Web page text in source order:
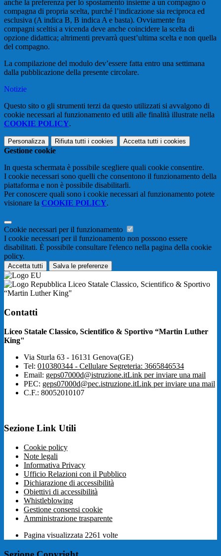
anche la preferenza per lo spostamento insieme a un compagno o
compagna di propria scelta, purché l’indicazione sia reciproca ed
esclusiva (A indica B, B indica A e basta). Ovviamente fra
compagni sceltisi a vicenda deve anche coincidere la scelta di
opzione didattica; altrimenti prevarrà quest’ultima scelta e non quella
del compagno.
La compilazione del modulo dev’essere fatta entro una settimana
dalla pubblicazione della presente circolare.
Notizie
Questo sito o gli strumenti terzi da questo utilizzati si avvalgono di
cookie necessari al funzionamento ed utili alle finalità illustrate nella
COOKIE POLICY.
Personalizza Rifiuta tutti i cookies Accetta tutti i cookies
Gestione cookie
In questa schermata è possibile scegliere quali cookie consentire.
I cookie necessari sono quelli che consentono il funzionamento della
piattaforma e non è possibile disabilitarli.
Per conoscere quali sono i cookie necessari al funzionamento potete
visionare la COOKIE POLICY.
Cookie necessari per il funzionamento
I cookie necessari per il funzionamento non possono essere
disabilitati. È possibile consultare l'elenco nella pagina della cookie
policy.
Accetta tutti Salva le preferenze
Liceo Statale Classico, Scientifico & Sportivo
“Martin Luther King"
Contatti
Liceo Statale Classico, Scientifico & Sportivo “Martin Luther
King"
Via Sturla 63 - 16131 Genova(GE)
Tel: 010380344 - Cellulare Segreteria: 3665846534
Email: geps07000d@istruzione.itLink per inviare una mail
PEC: geps07000d@pec.istruzione.itLink per inviare una mail
C.F.: 80052010107
Sezione Link Utili
Cookie policy
Note legali
Informativa Privacy
Ufficio Relazioni con il Pubblico
Dichiarazione di accessibilità
Obiettivi di accessibilità
Whistleblowing
Gestione consensi cookie
Amministrazione trasparente
Pagina visualizzata 2261 volte